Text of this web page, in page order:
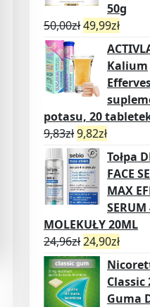
50g
50,00zł49,99zł
Kalium
potasu, 20
9,83zł9,82zł
Tołpa
FACE
MAX
SERUM
MOLEKUŁY 20ML
24,96zł24,90zł
Classic
Guma